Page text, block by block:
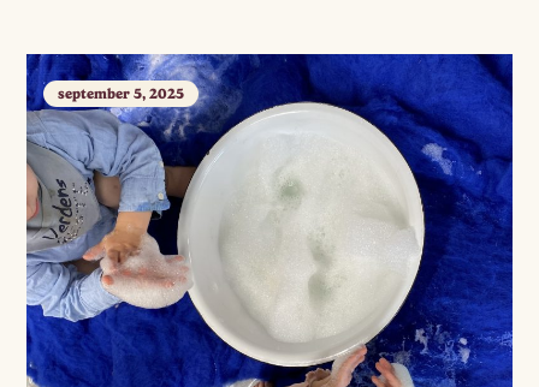
september 5, 2025